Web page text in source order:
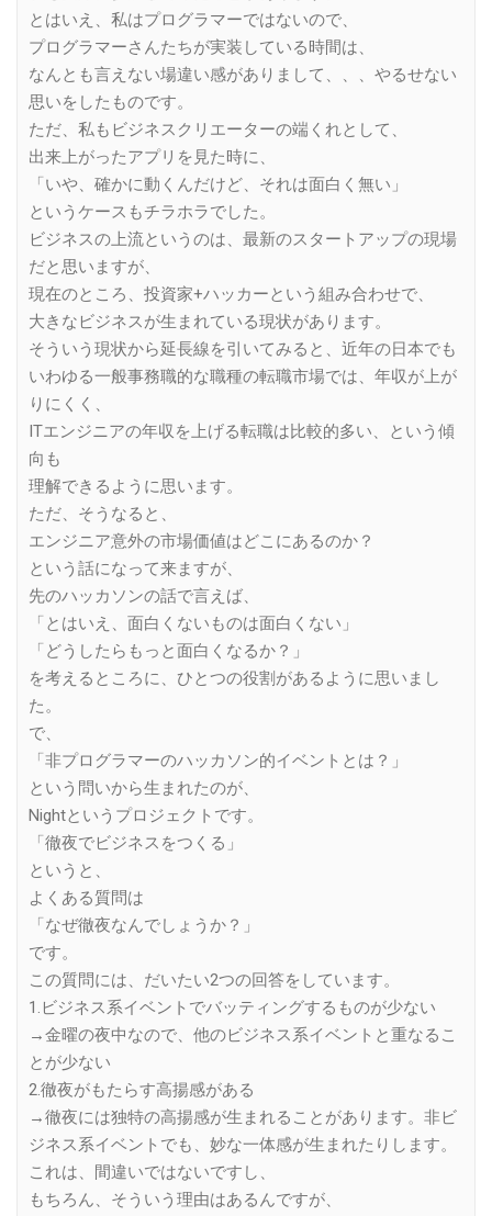
とはいえ、私はプログラマーではないので、
プログラマーさんたちが実装している時間は、
なんとも言えない場違い感がありまして、、、やるせない
思いをしたものです。
ただ、私もビジネスクリエーターの端くれとして、
出来上がったアプリを見た時に、
「いや、確かに動くんだけど、それは面白く無い」
というケースもチラホラでした。
ビジネスの上流というのは、最新のスタートアップの現場
だと思いますが、
現在のところ、投資家+ハッカーという組み合わせで、
大きなビジネスが生まれている現状があります。
そういう現状から延長線を引いてみると、近年の日本でも
いわゆる一般事務職的な職種の転職市場では、年収が上が
りにくく、
ITエンジニアの年収を上げる転職は比較的多い、という傾
向も
理解できるように思います。
ただ、そうなると、
エンジニア意外の市場価値はどこにあるのか？
という話になって来ますが、
先のハッカソンの話で言えば、
「とはいえ、面白くないものは面白くない」
「どうしたらもっと面白くなるか？」
を考えるところに、ひとつの役割があるように思いまし
た。
で、
「非プログラマーのハッカソン的イベントとは？」
という問いから生まれたのが、
Nightというプロジェクトです。
「徹夜でビジネスをつくる」
というと、
よくある質問は
「なぜ徹夜なんでしょうか？」
です。
この質問には、だいたい2つの回答をしています。
1.ビジネス系イベントでバッティングするものが少ない
→金曜の夜中なので、他のビジネス系イベントと重なるこ
とが少ない
2.徹夜がもたらす高揚感がある
→徹夜には独特の高揚感が生まれることがあります。非ビ
ジネス系イベントでも、妙な一体感が生まれたりします。
これは、間違いではないですし、
もちろん、そういう理由はあるんですが、